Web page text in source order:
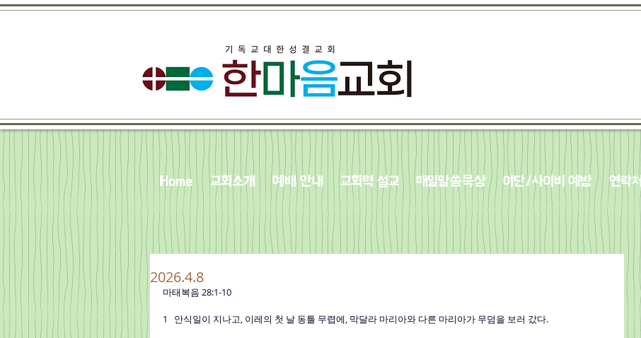
Home 교회소개 예배 안내 교회력 설교 매일말씀묵상 이단/사이비 예방 연락처
2026.4.8
마태복음 28:1-10
1   안식일이 지나고, 이레의 첫 날 동틀 무렵에, 막달라 마리아와 다른 마리아가 무덤을 보러 갔다.